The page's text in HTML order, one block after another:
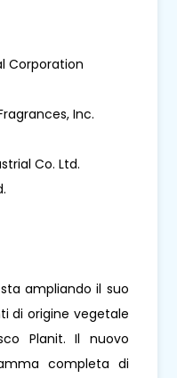
Corporation
Inc.
Co. Ltd.
ampliando il suo
di origine vegetale
Planit. Il nuovo
completa di